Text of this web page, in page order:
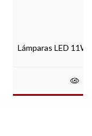
Lámparas LED 11W